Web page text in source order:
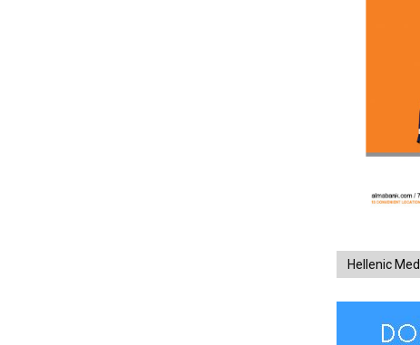
Hellenic